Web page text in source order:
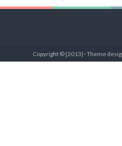
Copyright © {2013} · Theme